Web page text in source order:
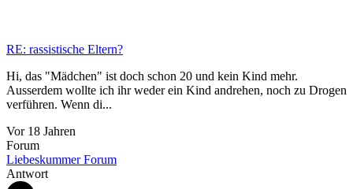
RE: rassistische Eltern?
Hi, das "Mädchen" ist doch schon 20 und kein Kind mehr.
Ausserdem wollte ich ihr weder ein Kind andrehen, noch zu Drogen
verführen. Wenn di...
Vor 18 Jahren
Forum
Liebeskummer Forum
Antwort